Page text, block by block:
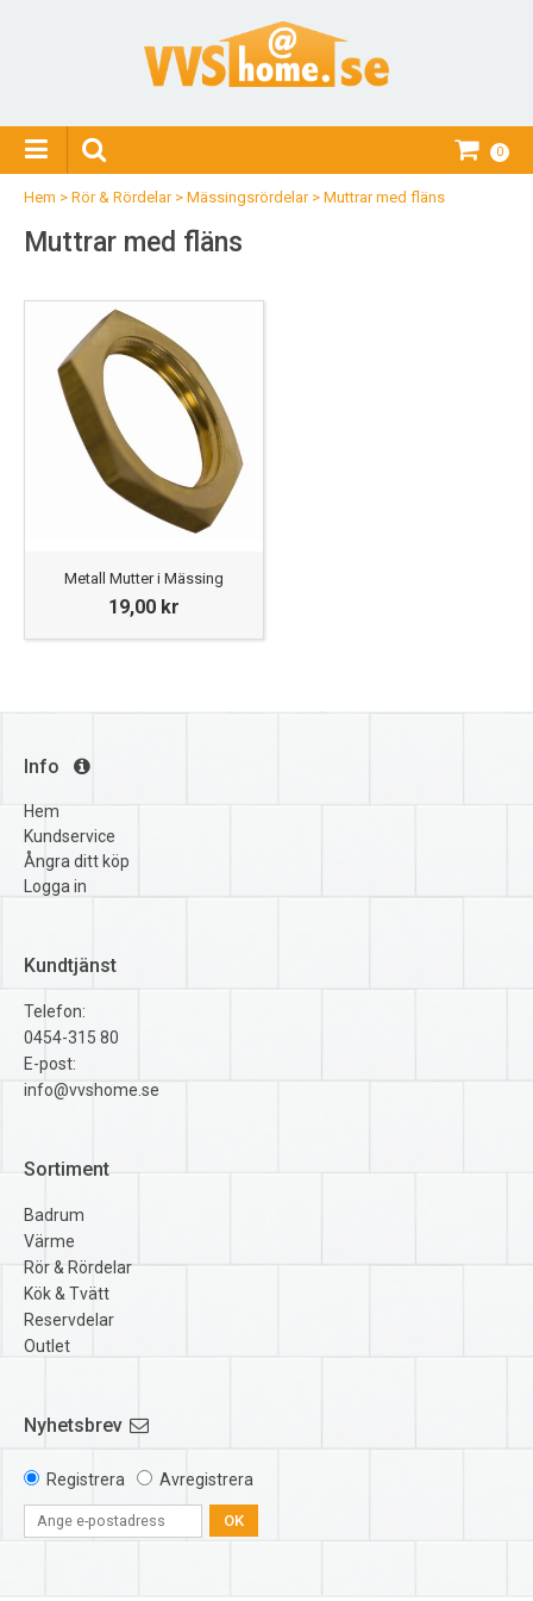
0
Hem > Rör & Rördelar> Mässingsrördelar> Muttrar med fläns
Muttrar med fläns
Metall Mutter i Mässing
19,00 kr
Info
Hem
Kundservice
Ångra ditt köp
Logga in
Kundtjänst
Telefon:
0454-315 80
E-post:
info@vvshome.se
Sortiment
Badrum
Värme
Rör & Rördelar
Kök & Tvätt
Reservdelar
Outlet
Nyhetsbrev
Registrera Avregistrera
OK